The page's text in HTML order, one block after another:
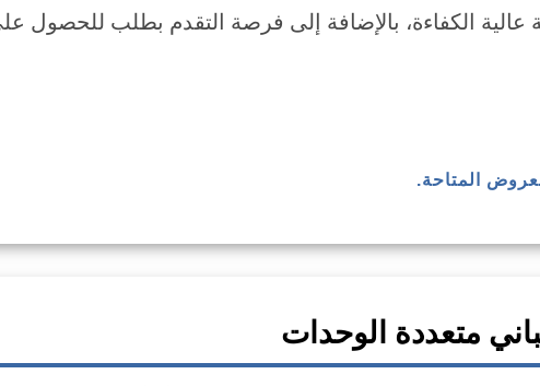
عالية الكفاءة، بالإضافة إلى فرصة التقدم بطلب للحصول
المتاحة.
متعددة الوحدات